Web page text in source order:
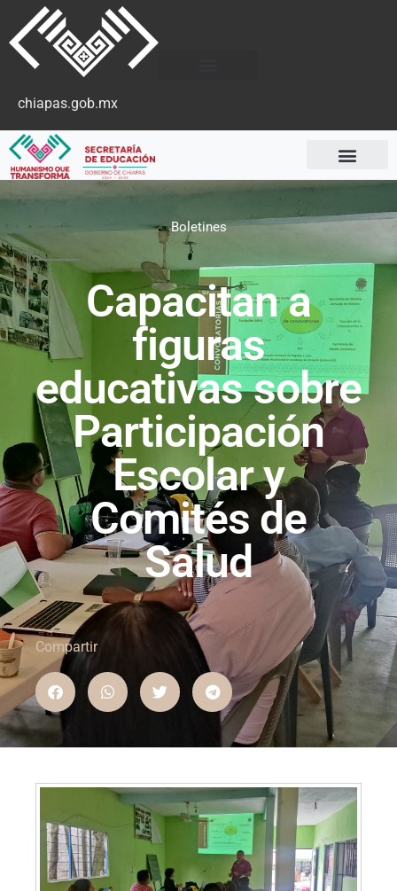
chiapas.gob.mx
Boletines
Capacitan a
figuras
educativas sobre
Participación
Escolar y
Comités de
Salud
Compartir